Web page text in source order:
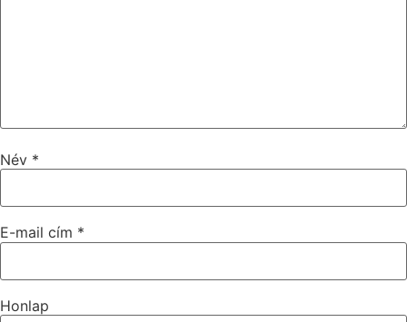
Név *
E-mail cím *
Honlap